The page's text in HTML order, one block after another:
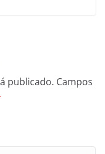
publicado. Campos